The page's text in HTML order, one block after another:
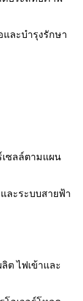
และบำรุงรักษา
เซลล์ตามแผน
ละระบบสายฟ้า
ต ไฟเข้าและ